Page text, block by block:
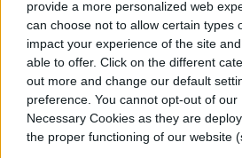
provide a more personalized web
can choose not to allow certain types
impact your experience of the site
able to offer. Click on the different
out more and change our default
preference. You cannot opt-out of our
Necessary Cookies as they are
the proper functioning of our website